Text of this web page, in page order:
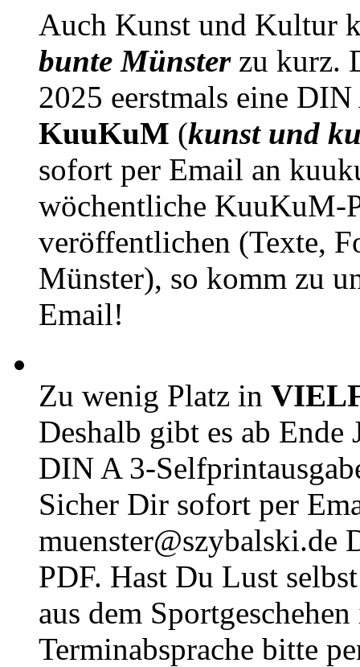
Auch Kunst und Kultur
bunte Münsterzu kurz.
2025 eerstmals eine
KuuKuM (kunst und
sofort per Email an
wöchentliche KuuKuM-
veröffentlichen (Texte,
Münster), so komm zu
Email!
Zu wenig Platz in
Deshalb gibt es ab Ende
DIN A 3-
Sicher Dir sofort per
muenster@szybalski.de
PDF. Hast Du Lust
aus dem
Terminabsprache bitte